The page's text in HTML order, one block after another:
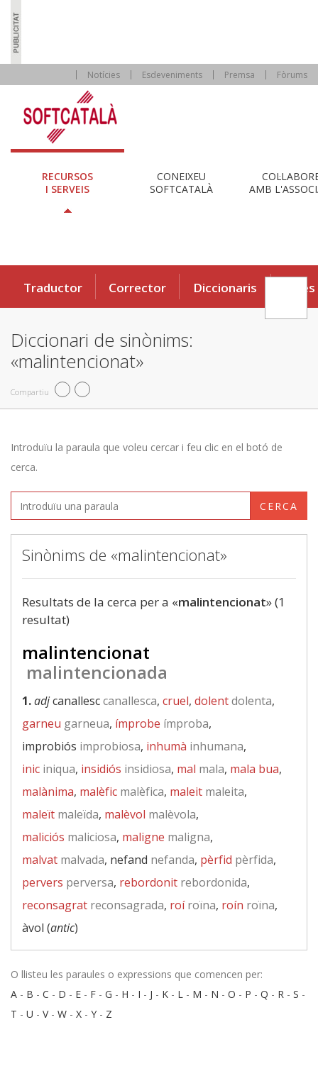
Notícies Esdeveniments Premsa Fòrums
RECURSOS
I SERVEIS
CONEIXEU
SOFTCATALÀ
AMB
Traductor Corrector Diccionaris Eines
Diccionari de sinònims:
«malintencionat»
Compartiu
Introduïu la paraula que voleu cercar i feu clic en el botó de
cerca.
CERCA
Sinònims de «malintencionat»
Resultats de la cerca per a «malintencionat» (1
resultat)
malintencionat
malintencionada
1.adjcanallesccanallesca, cruel, dolentdolenta,
garneu garneua, ímprobe ímproba,
improbiós improbiosa, inhumà inhumana,
inic iniqua, insidiós insidiosa, mal mala, mala bua,
malànima, malèfic malèfica, maleit maleita,
maleït maleïda, malèvol malèvola,
maliciós maliciosa, maligne maligna,
malvat malvada, nefand nefanda, pèrfid pèrfida,
pervers perversa, rebordonit rebordonida,
reconsagrat reconsagrada, roíroïna, roín roïna,
àvol (antic)
O llisteu les paraules o expressions que comencen per:
A - B - C - D - E - F - G - H - I - J - K - L - M - N - O - P - Q - R - S -
T - U - V- W - X - Y - Z